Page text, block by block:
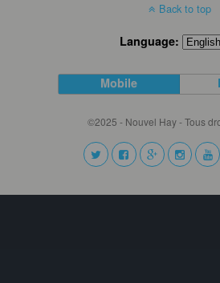
Back to top
Language:
Mobile
©2025 - Nouvel Hay - Tous